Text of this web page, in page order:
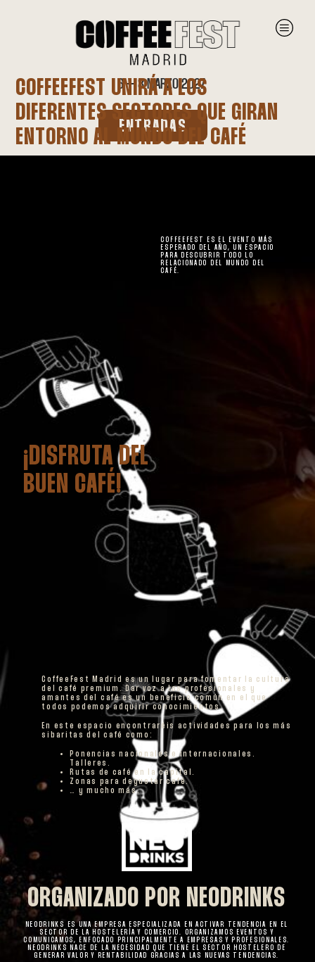
6 – 8 MARZO 2027
ENTRADAS
COFFEEFEST UNIRÁ A LOS
DIFERENTES SECTORES QUE GIRAN
ENTORNO AL MUNDO DEL CAFÉ
COFFEEFEST ES EL EVENTO MÁS
ESPERADO DEL AÑO, UN ESPACIO
PARA DESCUBRIR TODO LO
RELACIONADO DEL MUNDO DEL
CAFÉ.
¡DISFRUTA DEL
BUEN CAFÉ!
CoffeeFest Madrid es un lugar para fomentar la cultura
del café premium. Dar voz a los profesionales y
amantes del café es un beneficio común en el que
todos podemos adquirir conocimientos.
En este espacio encontraréis actividades para los más
sibaritas del café como:
Ponencias nacionales e internacionales.
Talleres.
Rutas de café en la capital.
Zonas para degustar café.
… y mucho más.
ORGANIZADO POR NEODRINKS
NEODRINKS ES UNA EMPRESA ESPECIALIZADA EN ACTIVAR TENDENCIA EN EL
SECTOR DE LA HOSTELERÍA Y COMERCIO. ORGANIZAMOS EVENTOS Y
COMUNICAMOS, ENFOCADO PRINCIPALMENTE A EMPRESAS Y PROFESIONALES.
NEODRINKS NACE DE LA NECESIDAD QUE TIENE EL SECTOR HOSTELERO DE
GENERAR VALOR Y RENTABILIDAD GRACIAS A LAS NUEVAS TENDENCIAS.